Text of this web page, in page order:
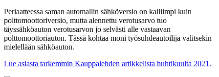
Periaatteessa saman automallin sähköversio on kalliimpi kuin
polttomoottoriversio, mutta alennettu verotusarvo tuo
täyssähköauton verotusarvon jo selvästi alle vastaavan
polttomoottoriauton. Tässä kohtaa moni työsuhdeautoilija valitsekin
mielellään sähköauton.
Lue asiasta tarkemmin Kauppalehden artikkelista huhtikuulta 2021.